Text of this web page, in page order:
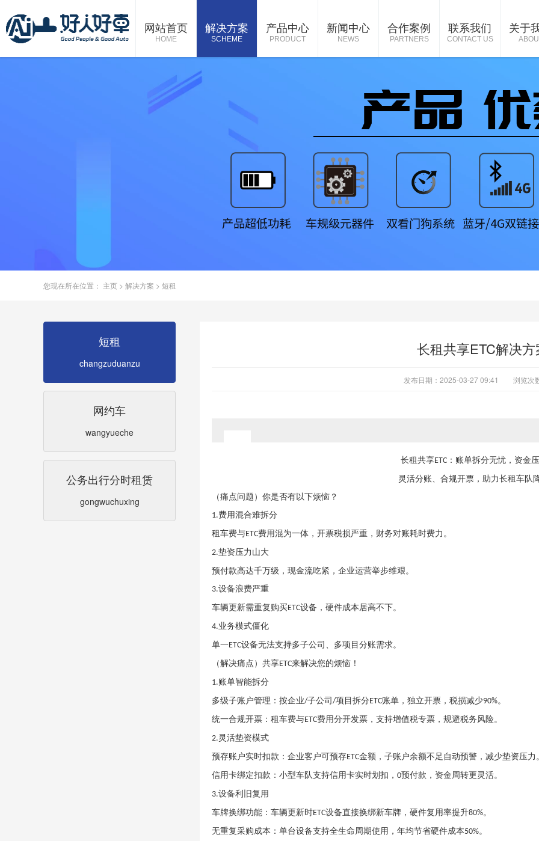
网站首页
HOME
解决方案
SCHEME
产品中心
PRODUCT
新闻中心
NEWS
合作案例
PARTNERS
联系我们
CONTACT US
关于
您现在所在位置： 主页 > 解决方案 > 短租
短租
changzuduanzu
网约车
wangyueche
公务出行分时租赁
gongwuchuxing
长租共享ETC解决方
发布日期：2025-03-27 09:41 浏览次
长租共享ETC：账单拆分无忧，资金
灵活分账、合规开票，助力长租车队
（痛点问题 ） 你是否有以下烦恼？
1.费用混合难拆分
租车费与ETC费用混为一体，开票税损严重，财务对账耗时费力。
2.垫资压力山大
预付款高达千万级，现金流吃紧，企业运营举步维艰。
3.设备浪费严重
车辆更新需重复购买ETC设备，硬件成本居高不下。
4.业务模式僵化
单一ETC设备无法支持多子公司、多项目分账需求。
（解决痛点 ） 共享ETC来解决您的烦恼！
1.账单智能拆分
多级子账户管理：按企业/子公司 /项目拆分ETC账单，独立开票，税损减少90%。
统一合规开票：租车费与ETC费用分开发票，支持增值税专票，规避税务风险。
2. 灵活垫资模式
预存账户实时扣款：企业客户可预存ETC金额，子账户余额不足自动预警，减少垫资压力
信用卡绑定扣款：小型车队支持信用卡实时划扣， 0预付款，资金周转更灵活。
3.设备利旧复用
车牌换绑功能：车辆更新时ETC设备直接换绑新车牌，硬件复用率提升80%。
无重复采购成本：单台设备支持全生命周期使用，年均节省硬件成本50%。